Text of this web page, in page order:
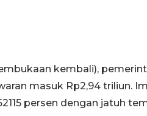
kembali),
masuk Rp2,94 triliun.
persen dengan jatuh